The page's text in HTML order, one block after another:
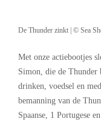
De Thunder zinkt | © Sea
Met onze actiebootjes
Simon, die de Thunder
drinken, voedsel en
bemanning van de
Spaanse, 1 Portugese